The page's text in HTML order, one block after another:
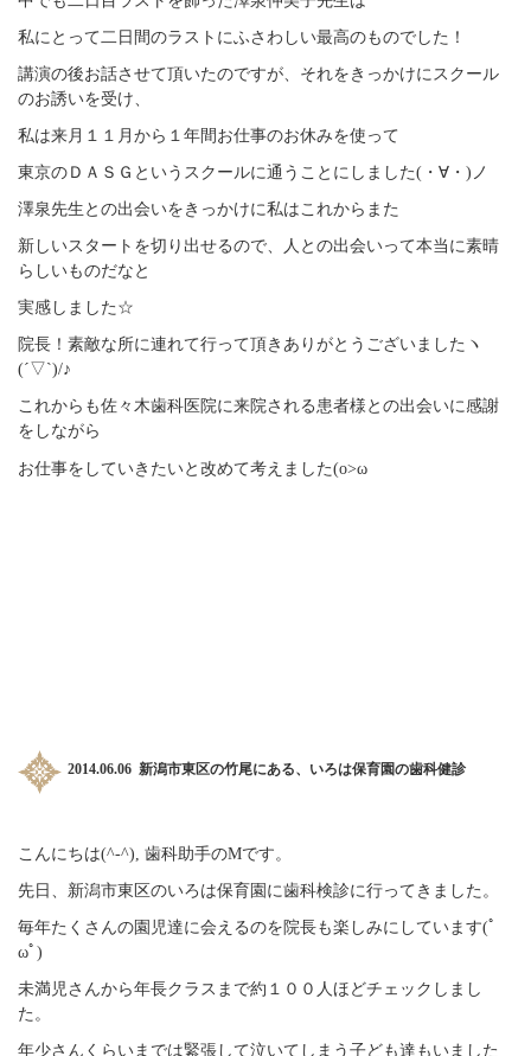
私にとって二日間のラストにふさわしい最高のものでした！
講演の後お話させて頂いたのですが、それをきっかけにスクール
のお誘いを受け、
私は来月１１月から１年間お仕事のお休みを使って
東京のＤＡＳＧというスクールに通うことにしました(・∀・)ノ
澤泉先生との出会いをきっかけに私はこれからまた
新しいスタートを切り出せるので、人との出会いって本当に素晴
らしいものだなと
実感しました☆
院長！素敵な所に連れて行って頂きありがとうございましたヽ
(´▽`)/♪
これからも佐々木歯科医院に来院される患者様との出会いに感謝
をしながら
お仕事をしていきたいと改めて考えました(o>ω
2014.06.06 新潟市東区の竹尾にある、いろは保育園の歯科健診
こんにちは(^-^), 歯科助手のMです。
先日、新潟市東区のいろは保育園に歯科検診に行ってきました。
毎年たくさんの園児達に会えるのを院長も楽しみにしています(ﾟ
ωﾟ)
未満児さんから年長クラスまで約１００人ほどチェックしまし
た。
年少さんくらいまでは緊張して泣いてしまう子ども達もいました